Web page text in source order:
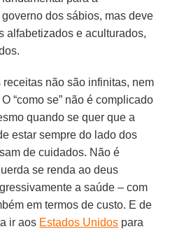
dos sábios, mas deve
alfabetizados e aculturados,
receitas não são infinitas, nem
“como se” não é complicado
quando se quer que a
estar sempre do lado dos
de cuidados. Não é
se renda ao deus
a saúde – com
em termos de custo. E de
ir aos Estados Unidos para